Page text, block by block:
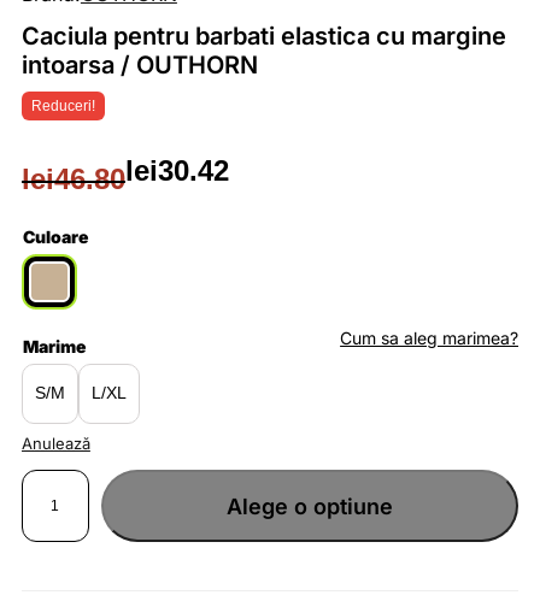
Reduceri!
Caciula pentru barbati elastica cu margine
intoarsa / OUTHORN
lei46.80
Prețul
inițial
a
fost:
lei46.80.
lei30.42
Prețul
curent
este:
lei30.42.
Culoare
Marime
S/M L/XL
Anulează
Cum sa aleg marimea?
Cantitate
pentru
elastica
cu
Alege o optiune